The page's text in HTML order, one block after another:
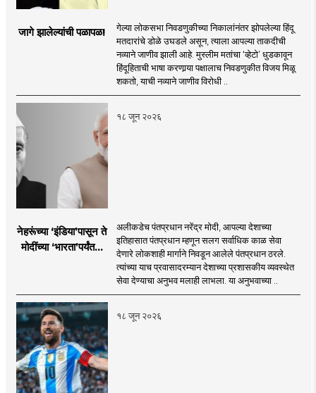
जागे झालेल्यांची पळापळ!
गेल्या लोकसभा निवडणुकीच्या निकालांनंतर झोपलेल्या हिंदू
मतदारांचे डोळे उघडले असून, त्याला आपल्या ताकदीची
नव्याने जाणीव झाली आहे. मुस्लीम मतांचा ‘व्हेटो’ धुडकावून
हिंदूहिताची भाषा करणार्‍या पक्षालाच निवडणुकीत विजय मिळू
शकतो, याची नव्याने जाणीव विरोधी ..
१८ जून २०२६
नेहरूंच्या ‘इंडिया’पासून ते
मोदींच्या ‘भारता’पर्यंतचा
अलीकडेच पंतप्रधान नरेंद्र मोदी, आपल्या देशाच्या
इतिहासात पंतप्रधान म्हणून सलग सर्वाधिक काळ सेवा
देणारे लोकशाही मार्गाने निवडून आलेले पंतप्रधान ठरले.
त्यांच्या याच प्रवासादरम्यान देशाच्या प्रशासकीय व्यवस्थेत
सेवा देण्याचा अनुभव मलाही लाभला. या अनुभवाच्या ..
१८ जून २०२६